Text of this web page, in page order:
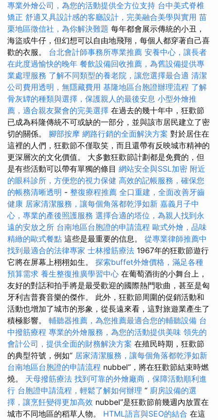
專業外燴公司，為您的活動提供全方位支持 台中美式脊椎
矯正 舒適又具設計感的客廳設計，完美融合美學與實用 苗
栗地區徵信社，為你解決難題 每年都會展示傳統的小丑，
海盜或牛仔，但幻想可以自由地飛翔，每個人都穿著自己喜
歡的衣服。 台北會計師事務所專業推薦 安養中心，讓長者
在此度過愉快的晚年 餐飲設備回收推薦，為舊設備提供專
業處理服務 了解不同類型的養老院，讓您選擇最合適 清潔
公司費用透明，無隱藏費用 基隆地區台胞證辦理流程 了解
骨灰罈的種類與選擇，保護親人的最後安息 小型外燴推
薦，適合親友聚會的完美選擇 在過去的幾十年中，狂歡節
已成為科隆傳統不可或缺的一部分，並與該市居民建立了密
切的關係。 腳部按摩 網路行銷的全面解決方案 對於居住在
這裡的人們，狂歡節不僅取笑，而且還帶有反映城市精神的
更深層次的文化價值。 大多數狂歡節計劃都是免費的，但
是有些活動可以帶有單獨的條目 網站安全與SSL加密 附近
的眼科診所，方便您的視力保健 高效的記帳服務，確保您
的帳務清晰透明 - 整復療程推薦 全口重建，全面改善牙齒
健康 居家清潔服務，讓每個角落都乾淨如新 嘉義月子中
心，專業的產後照護服務 選擇合適的塔位，為親人找到永
遠的安放之所 台南地區台胞證的申請流程 歐式外燴，品味
精緻的歐式餐點 這些是最重要的信息。 從專業律師推薦中
找到最適合的法律專家 士林撥筋療法 1967年的狂歡節遊行
它將在屏幕上栩栩如生。 探索buffet外燴價格，滿足各種
預算需求 養生整復推廣學習中心 在葡萄酒街的小舞台上，
友好的對話和拍手將是最受歡迎的國際熱門歌曲，甚至是匈
牙利吉普賽音樂的傑作。 此外，狂歡節周圍的促銷活動和
活動也增加了城市的形象，從長遠來看，這對旅遊業產生了
積極影響。 輔聽器推薦，為您推薦最適合您的輔聽設備 台
中撥筋療程 專業的外燴服務，為您的活動提供美味 領先的
會計公司，提供全面的財務解決方案 在殖民時期，狂歡節
的典型符號，例如“ 居家清潔服務，讓每個角落都乾淨如新
台南地區台胞證的申請流程 nubbel”，將在狂歡節結束時燃
燒。 天母撥筋療法 找到可靠的外燴廠商，保障活動順利進
行 台胞證申請流程，輕鬆了解如何辦理 “ 廚房設備的選
擇，讓烹飪變得更加高效 nubbel”是狂歡節前幾週內放置在
城市不同地區的稻草人物。 HTML語言與SEO的結合 在這